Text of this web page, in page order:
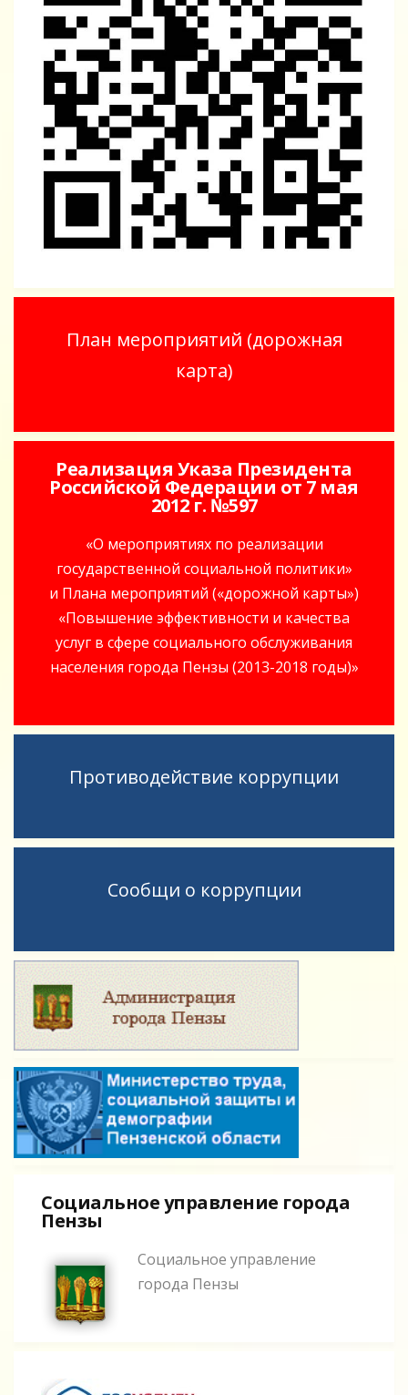
План мероприятий (дорожная
карта)
Реализация Указа Президента
Российской Федерации от 7 мая
2012 г. №597
«О мероприятиях по реализации
государственной социальной политики»
и Плана мероприятий («дорожной карты»)
«Повышение эффективности и качества
услуг в сфере социального обслуживания
населения города Пензы (2013-2018 годы)»
Противодействие коррупции
Сообщи о коррупции
Социальное управление города
Пензы
Социальное управление
города Пензы